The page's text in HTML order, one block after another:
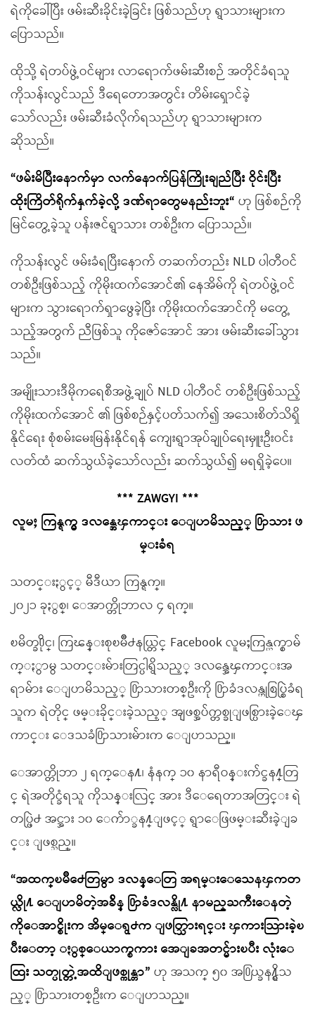
ရဲကိုခေါ်ပြီး ဖမ်းဆီးခိုင်းခဲ့ခြင်း ဖြစ်သည်ဟု ရွာသားများက
ပြောသည်။
ထိုသို့ ရဲတပ်ဖွဲ့ဝင်များ လာရောက်ဖမ်းဆီးစဉ် အတိုင်ခံရသူ
ကိုသန်းလွင်သည် ဒီရေတောအတွင်း တိမ်းရှောင်ခဲ့
သော်လည်း ဖမ်းဆီးခံလိုက်ရသည်ဟု ရွာသားများက
ဆိုသည်။
“ဖမ်းမိပြီးနောက်မှာ လက်နောက်ပြန်ကြိုးချည်ပြီး ဝိုင်းပြီး
ထိုးကြိတ်ရိုက်နှက်ခဲ့လို့ ဒဏ်ရာတွေမနည်းဘူး“ ဟု ဖြစ်စဉ်ကို
မြင်တွေ့ခဲ့သူ ပန်းဇင်ရွာသား တစ်ဦးက ပြောသည်။
ကိုသန်းလွင် ဖမ်းခံရပြီးနောက် တဆက်တည်း NLD ပါတီဝင်
တစ်ဦးဖြစ်သည့် ကိုမိုးထက်အောင်၏ နေအိမ်ကို ရဲတပ်ဖွဲ့ဝင်
များက သွားရောက်ရှာဖွေခဲ့ပြီး ကိုမိုးထက်အောင်ကို မတွေ့
သည့်အတွက် ညီဖြစ်သူ ကိုဇော်အောင် အား ဖမ်းဆီးခေါ်သွား
သည်။
အမျိုးသားဒီမိုကရေစီအဖွဲ့ချုပ် NLD ပါတီဝင် တစ်ဦးဖြစ်သည့်
ကိုမိုးထက်အောင် ၏ ဖြစ်စဉ်နှင့်ပတ်သက်၍ အသေးစိတ်သိရှိ
နိုင်ရေး စုံစမ်းမေးမြန်းနိုင်ရန် ကျေးရွာအုပ်ချုပ်ရေးမှူးဦးဝင်း
လတ်ထံ ဆက်သွယ်ခဲ့သော်လည်း ဆက်သွယ်၍ မရရှိခဲ့ပေ။
*** ZAWGYI ***
လူမႈ ကြန္ရက္မွ ဒလန္အေၾကာင္း ေျပာမိသည့္ ႐ြာသား ဖ
မ္းခံရ
သတင္းႏွင့္ မီဒီယာ ကြန္ရက္။
၂၀၂၁ ခုႏွစ္၊ ေအာက္တိုဘာလ ၄ ရက္။
ၿမိတ္ခ႐ိုင္၊ ကြၽန္းစုၿမိဳ႕နယ္တြင္ Facebook လူမႈကြန္ယက္စာမ်
က္ႏွာမွ သတင္းမ်ားတြင္ပါရွိသည့္ ဒလန္အေၾကာင္းအ
ရာမ်ား ေျပာမိသည့္ ႐ြာသားတစ္ဦးကို ႐ြာခံဒလန္ဟုစြပ္စြဲခံရ
သူက ရဲတိုင္ ဖမ္းခိုင္းခဲ့သည့္ အျဖစ္အပ်က္တစ္ခုျဖစ္ပြားခဲ့ေၾ
ကာင္း ေဒသခံ႐ြာသားမ်ားက ေျပာသည္။
ေအာက္တိုဘာ ၂ ရက္ေန႔၊ နံနက္ ၁၀ နာရီဝန္းက်င္ခန႔္တြ
င္ ရဲအတိုင္ခံရသူ ကိုသန္းလြင္ အား ဒီေရေတာအတြင္း ရဲ
တပ္ဖြဲ႕ အင္အား ၁၀ ေက်ာ္ခန႔္ျဖင့္ ရွာေဖြဖမ္းဆီးခဲ့ျခ
င္း ျဖစ္သည္။
“အထက္ၿမိဳ႕ေတြမွာ ဒလန္ေတြ အရမ္းေသေနၾကတ
ယ္လို႔ ေျပာမိတဲ့အခ်ိန္ ႐ြာခံဒလန္လို႔ နာမည္ႀကီးေနတဲ့
ကိုေအာင္စိုးက အိမ္ေရွ႕က ျဖတ္သြားရင္း ၾကားသြားခဲ့ၿ
ပီးေတာ့ ႏွစ္ေယာက္စကား အေျခအတင္မ်ားၿပီး လုံးေ
ထြး သတ္ပုတ္တဲ့အထိျဖစ္ကုန္တာ” ဟု အသက္ ၅၀ အ႐ြယ္ခန႔္ရွိသ
ည့္ ႐ြာသားတစ္ဦးက ေျပာသည္။